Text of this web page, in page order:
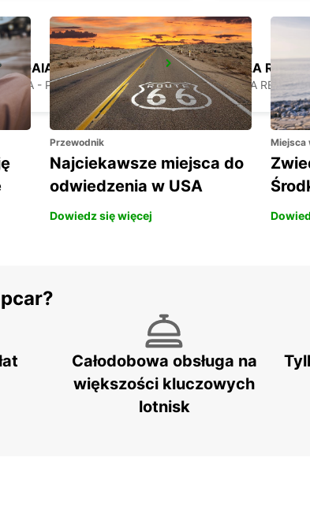
GAIA
GAIA - PORTUGAL
VILA REAL
VILA REAL -
Przewodnik
Najciekawsze miejsca do
odwiedzenia w USA
Dowiedz się więcej
Miejsca
Całodobowa obsługa na
większości kluczowych
lotnisk